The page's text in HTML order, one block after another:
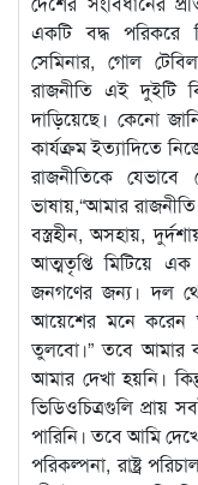
একটি বদ্ধ পরিকরে
সেমিনার, গোল
রাজনীতি এই দুইটি
দাড়িয়েছে। কেনো
কার্যক্রম ইত্যাদিতে
রাজনীতিকে
ভাষায়,“আমার
বস্ত্রহীন, অসহায়,
আত্মতৃপ্তি মিটিয়ে
জনগণের জন্য। দল
আয়েশের মনে করেন
তুলবো।” তবে আমার
আমার দেখা হয়নি।
ভিডিওচিত্রগুলি প্রায়
পারিনি। তবে আমি
পরিকল্পনা, রাষ্ট্র